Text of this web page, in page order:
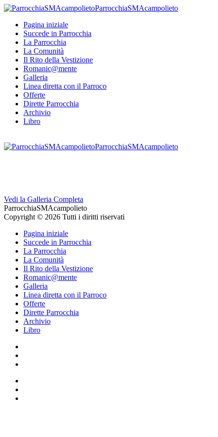
ParrocchiaSMAcampolieto
Pagina iniziale
Succede in Parrocchia
La Parrocchia
La Comunità
Il Rito della Vestizione
Romanic@mente
Galleria
Linea diretta con il Parroco
Offerte
Dirette Parrocchia
Archivio
Libro
ParrocchiaSMAcampolieto
Vedi la Galleria Completa
ParrocchiaSMAcampolieto
Copyright © 2026 Tutti i diritti riservati
Pagina iniziale
Succede in Parrocchia
La Parrocchia
La Comunità
Il Rito della Vestizione
Romanic@mente
Galleria
Linea diretta con il Parroco
Offerte
Dirette Parrocchia
Archivio
Libro